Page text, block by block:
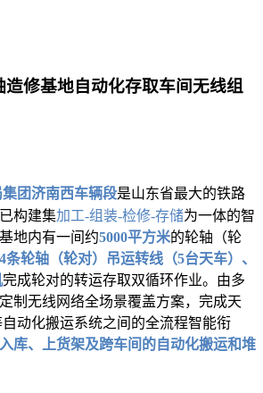
造修基地自动化存取车间无线组
团济南西车辆段是山东省最大的铁路
构建集加工-组装-检修-存储为一体的智
地内有一间约5000平方米的轮轴（轮
4条轮轴（轮对）吊运转线（5台天车）、
完成轮对的转运存取双循环作业。由多
制无线网络全场景覆盖方案，完成天
动化搬运系统之间的全流程智能衔
库、上货架及跨车间的自动化搬运和堆